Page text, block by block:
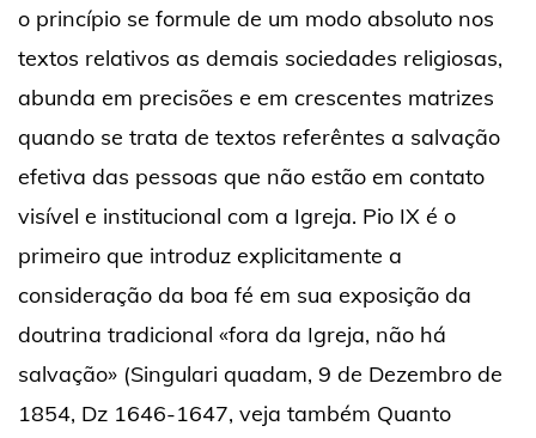
o princípio se formule de um modo absoluto nos
textos relativos as demais sociedades religiosas,
abunda em precisões e em crescentes matrizes
quando se trata de textos referêntes a salvação
efetiva das pessoas que não estão em contato
visível e institucional com a Igreja. Pio IX é o
primeiro que introduz explicitamente a
consideração da boa fé em sua exposição da
doutrina tradicional «fora da Igreja, não há
salvação» (Singulari quadam, 9 de Dezembro de
1854, Dz 1646-1647, veja também Quanto